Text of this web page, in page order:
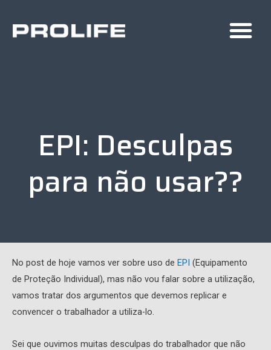
EPI: Desculpas
para não usar??
No post de hoje vamos ver sobre uso de EPI (Equipamento
de Proteção Individual), mas não vou falar sobre a utilização,
vamos tratar dos argumentos que devemos replicar e
convencer o trabalhador a utiliza-lo.
Sei que ouvimos muitas desculpas do trabalhador que não